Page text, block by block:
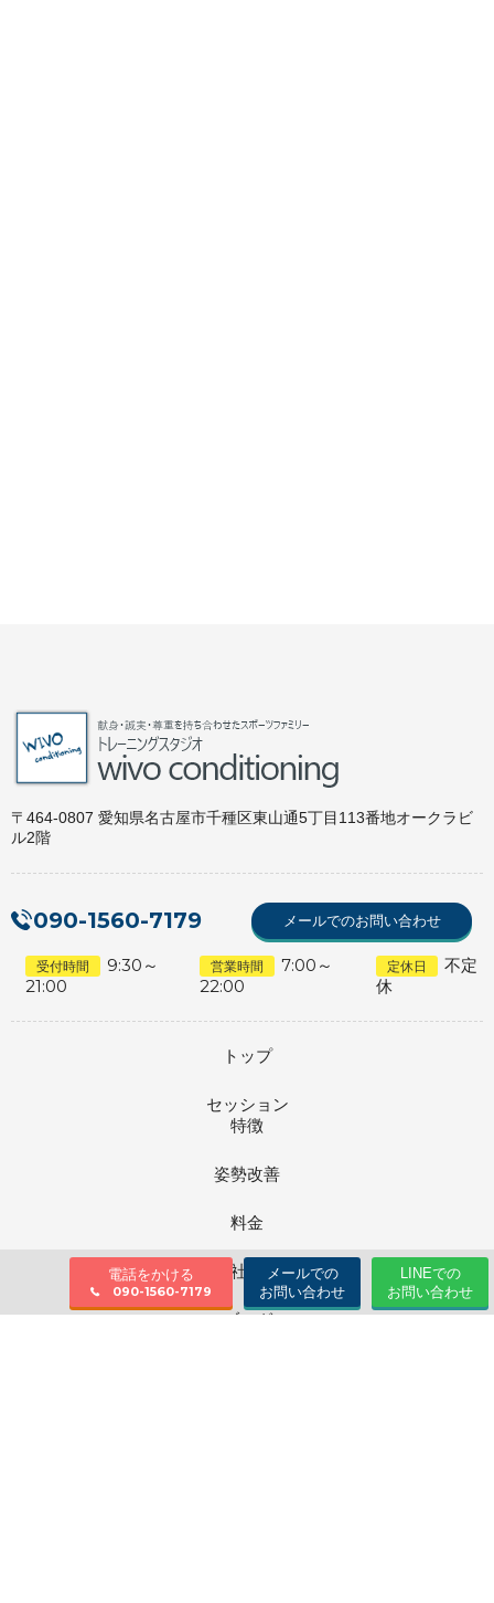
〒464-0807 愛知県名古屋市千種区東山通5丁目113番地オークラビ
ル2階
090-1560-7179 メールでのお問い合わせ
受付時間
9:30～
21:00
営業時間
7:00～
22:00
定休日
不定
休
トップ
セッション
特徴
姿勢改善
料金
会社情報
ブログ
電話をかける
090-1560-7179
メールでの
お問い合わせ
LINEでの
お問い合わせ